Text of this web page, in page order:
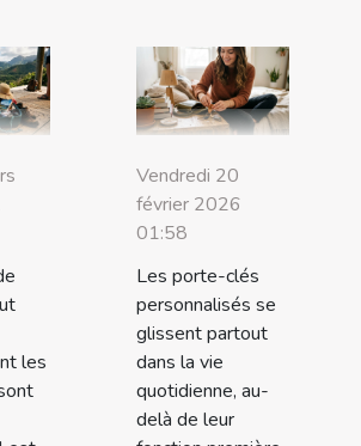
les
Vendredi 20
février 2026
01:58
Les porte-clés
personnalisés se
glissent partout
dans la vie
quotidienne, au-
delà de leur